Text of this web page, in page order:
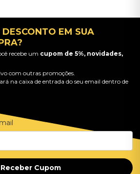
EM SUA
recebe um cupom de 5%, novidades,
com outras promoções.
na caixa de entrada do seu email dentro de
Receber Cupom